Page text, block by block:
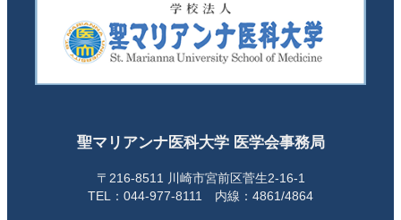
聖マリアンナ医科大学 医学会事務局
〒216-8511 川崎市宮前区菅生2-16-1
TEL：044-977-8111 内線：4861/4864